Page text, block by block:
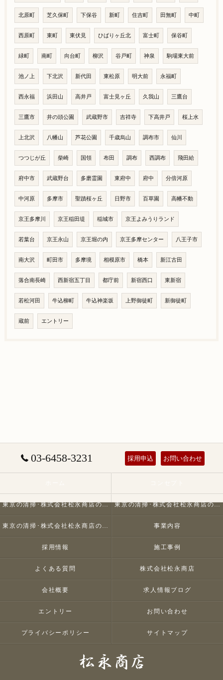
北原町 芝久保町 下保谷 新町 住吉町 田無町 中町
西原町 東町 東伏見 ひばりヶ丘北 富士町 保谷町
緑町 南町 向台町 柳沢 谷戸町 神泉 駒場東大前
池ノ上 下北沢 新代田 東松原 明大前 永福町
西永福 浜田山 高井戸 富士見ヶ丘 久我山 三鷹台
三鷹市 井の頭公園 武蔵野市 吉祥寺 下高井戸 桜上水
上北沢 八幡山 芦花公園 千歳烏山 調布市 仙川
つつじが丘 柴崎 国領 布田 調布 西調布 飛田給
府中市 武蔵野台 多磨霊園 東府中 府中 分倍河原
中河原 多摩市 聖蹟桜ヶ丘 日野市 百草園 高幡不動
京王多摩川 京王稲田堤 稲城市 京王よみうりランド
若葉台 京王永山 京王堀の内 京王多摩センター 八王子市
南大沢 町田市 多摩境 相模原市 橋本 新江古田
落合南長崎 西新宿五丁目 都庁前 新宿西口 東新宿
若松河田 牛込柳町 牛込神楽坂 上野御徒町 新御徒町
蔵前 エントリー
03-6458-3231 採用申込 お問い合わせ
東京の清掃･株式会社松永商店の口コミ情報 東京の清掃･株式会社松永商店の評判
東京の清掃･株式会社松永商店のお客様の声 事業内容
採用情報 施工事例
よくある質問 株式会社松永商店
会社概要 求人情報ブログ
エントリー お問い合わせ
プライバシーポリシー サイトマップ